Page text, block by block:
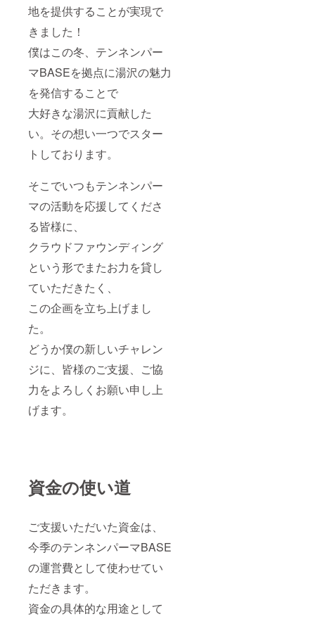
地を提供することが実現で
きました！
僕はこの冬、テンネンパー
マBASEを拠点に湯沢の魅力
を発信することで
大好きな湯沢に貢献した
い。その想い一つでスター
トしております。
そこでいつもテンネンパー
マの活動を応援してくださ
る皆様に、
クラウドファウンディング
という形でまたお力を貸し
ていただきたく、
この企画を立ち上げまし
た。
どうか僕の新しいチャレン
ジに、皆様のご支援、ご協
力をよろしくお願い申し上
げます。
資金の使い道
ご支援いただいた資金は、
今季のテンネンパーマBASE
の運営費として使わせてい
ただきます。
資金の具体的な用途として